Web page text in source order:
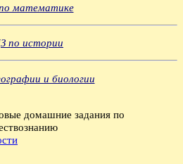
математике
по истории
и биологии
домашние задания по